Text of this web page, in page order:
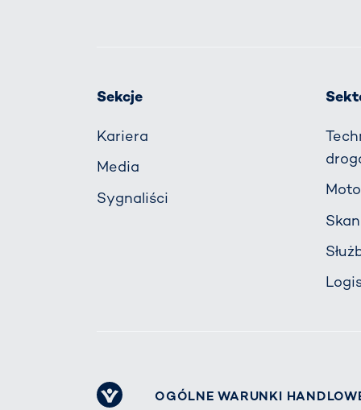
Sekcje
Kariera
Media
Sygnaliści
OGÓLNE WARUNKI